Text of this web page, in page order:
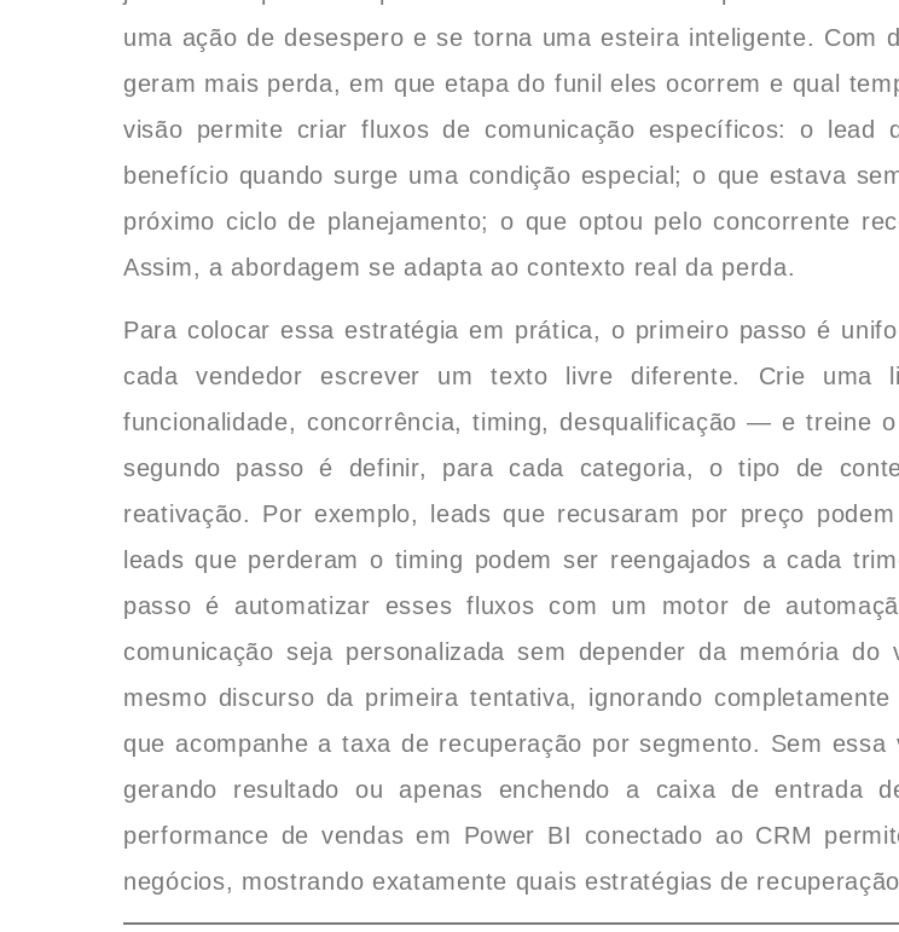
uma ação de desespero e se torna uma esteira inteligente. Com
geram mais perda, em que etapa do funil eles ocorrem e qual
visão permite criar fluxos de comunicação específicos: o lead
benefício quando surge uma condição especial; o que estava
próximo ciclo de planejamento; o que optou pelo concorrente
Assim, a abordagem se adapta ao contexto real da perda.
Para colocar essa estratégia em prática, o primeiro passo é
cada vendedor escrever um texto livre diferente. Crie uma
funcionalidade, concorrência, timing, desqualificação — e treine
segundo passo é definir, para cada categoria, o tipo de
reativação. Por exemplo, leads que recusaram por preço
leads que perderam o timing podem ser reengajados a cada
passo é automatizar esses fluxos com um motor de
comunicação seja personalizada sem depender da memória
mesmo discurso da primeira tentativa, ignorando
que acompanhe a taxa de recuperação por segmento. Sem
gerando resultado ou apenas enchendo a caixa de entrada
performance de vendas em Power BI conectado ao CRM
negócios, mostrando exatamente quais estratégias de